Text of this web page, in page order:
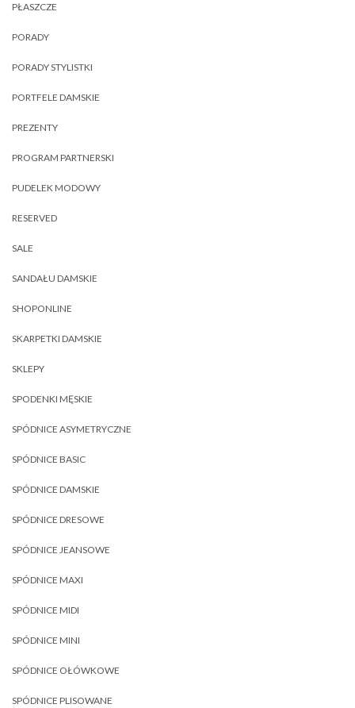
PŁASZCZE
PORADY
PORADY STYLISTKI
PORTFELE DAMSKIE
PREZENTY
PROGRAM PARTNERSKI
PUDELEK MODOWY
RESERVED
SALE
SANDAŁU DAMSKIE
SHOPONLINE
SKARPETKI DAMSKIE
SKLEPY
SPODENKI MĘSKIE
SPÓDNICE ASYMETRYCZNE
SPÓDNICE BASIC
SPÓDNICE DAMSKIE
SPÓDNICE DRESOWE
SPÓDNICE JEANSOWE
SPÓDNICE MAXI
SPÓDNICE MIDI
SPÓDNICE MINI
SPÓDNICE OŁÓWKOWE
SPÓDNICE PLISOWANE